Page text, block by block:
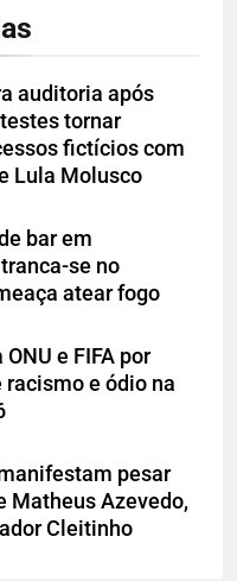
auditoria após
tornar
fictícios com
Lula Molusco
bar em
se no
atear fogo
e FIFA por
racismo e ódio na
pesar
Matheus Azevedo,
Cleitinho